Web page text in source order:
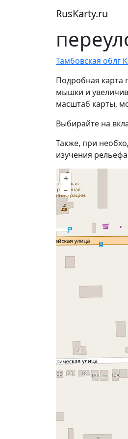
RusKarty.ru
Тамбовская облг
Подробная карта
мышки и
масштаб карты,
Выбирайте на
Также, при
изучения
+
–